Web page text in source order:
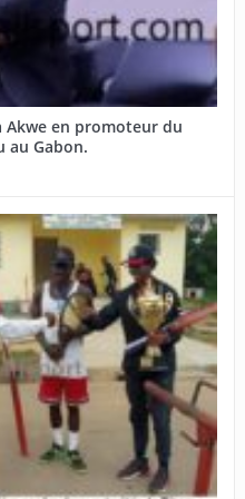
en promoteur du
au Gabon.